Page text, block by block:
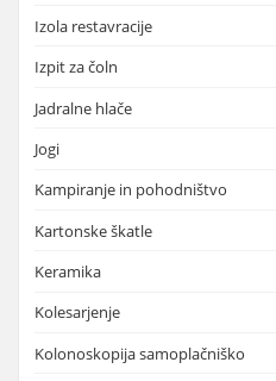
Izola restavracije
Izpit za čoln
Jadralne hlače
Jogi
Kampiranje in pohodništvo
Kartonske škatle
Keramika
Kolesarjenje
Kolonoskopija samoplačniško